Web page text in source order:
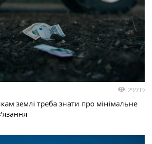
29939
землі треба знати про мінімальне